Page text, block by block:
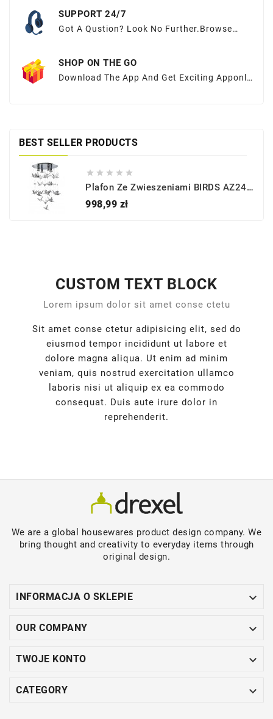
SUPPORT 24/7
Got A Qustion? Look No Further.Browse
SHOP ON THE GO
Download The App And Get Exciting Apponly
BEST SELLER PRODUCTS
    
Plafon Ze Zwieszeniami BIRDS AZ2449 - Azzardo
998,99 złCena
CUSTOM TEXT BLOCK
Lorem ipsum dolor sit amet conse ctetu
Sit amet conse ctetur adipisicing elit, sed do
eiusmod tempor incididunt ut labore et
dolore magna aliqua. Ut enim ad minim
veniam, quis nostrud exercitation ullamco
laboris nisi ut aliquip ex ea commodo
consequat. Duis aute irure dolor in
reprehenderit.
We are a global housewares product design company. We
bring thought and creativity to everyday items through
original design.
INFORMACJA O SKLEPIE 
OUR COMPANY 
TWOJE KONTO 
CATEGORY 